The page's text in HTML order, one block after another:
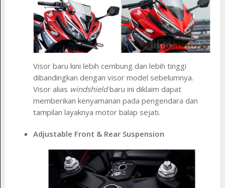
Visor baru kini lebih cembung dan lebih tinggi
dibandingkan dengan visor model sebelumnya.
Visor alias windshieldbaru ini diklaim dapat
memberikan kenyamanan pada pengendara dan
tampilan layaknya motor balap sejati.
Adjustable Front & Rear Suspension